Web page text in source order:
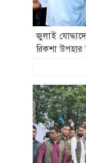
জুলাই
রিকশা উপহার